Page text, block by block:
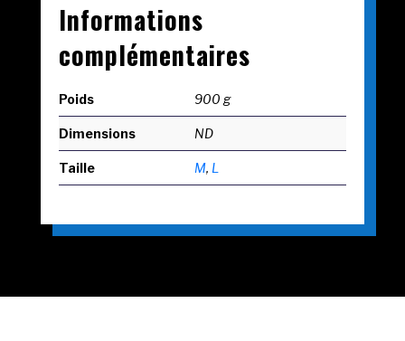
Informations
complémentaires
Poids 900 g
Dimensions ND
Taille M, L